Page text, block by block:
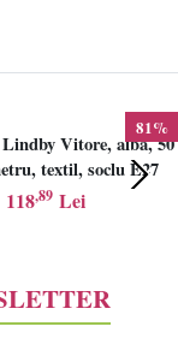
81%
Vitore, alba, 50
textil, soclu E27
118,89 Lei